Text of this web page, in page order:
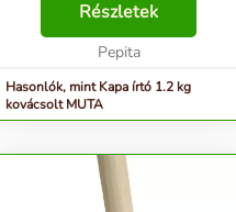
Részletek
Pepita
Hasonlók, mint Kapa írtó 1.2 kg
kovácsolt MUTA